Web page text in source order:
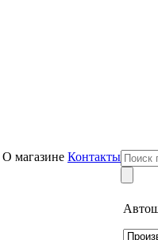
О магазине Контакты